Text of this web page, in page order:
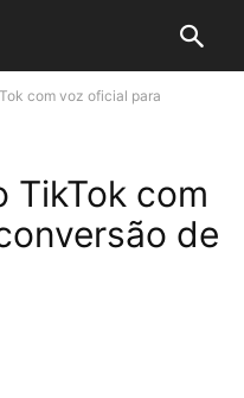
com voz oficial para
TikTok com
de